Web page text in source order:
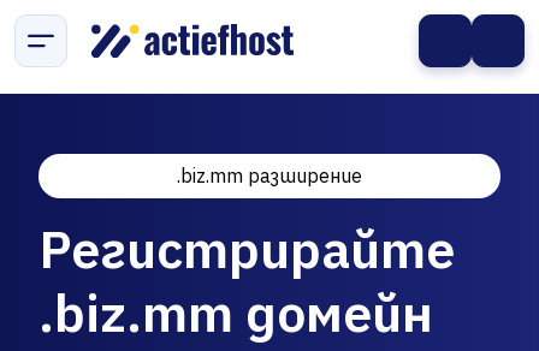
.biz.mm разширение
Регистрирайте
.biz.mm домейн